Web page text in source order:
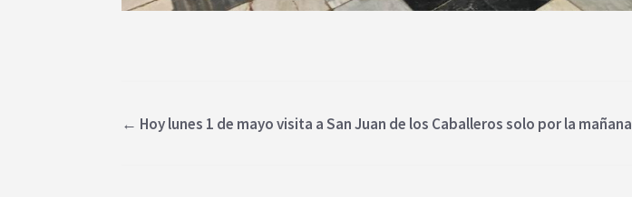
← Hoy lunes 1 de mayo visita a San Juan de los Caballeros solo por la mañana